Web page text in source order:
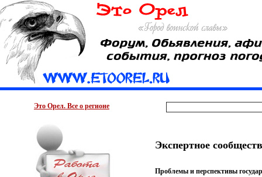
Это Орел. Все о регионе
Экспертное
Проблемы и перспективы